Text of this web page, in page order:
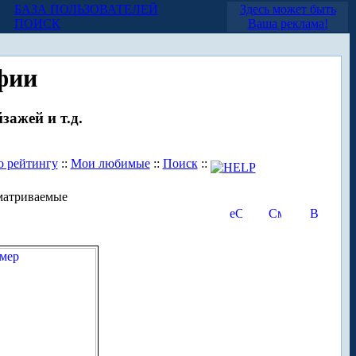
БАЗА ПОЛЬЗОВАТЕЛЕЙ
ПОИСК
Здесь может быть
Ваша реклама!
и т.д.
рейтингу:: Мои любимые:: Поиск::